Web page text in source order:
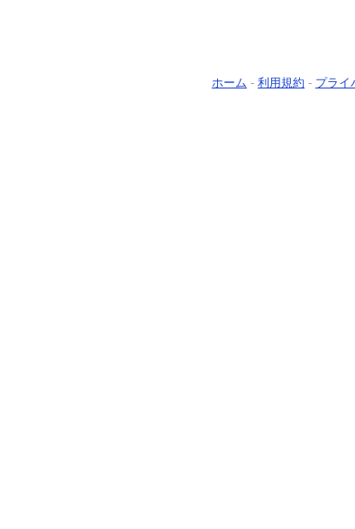
ホーム - 利用規約 - プライ